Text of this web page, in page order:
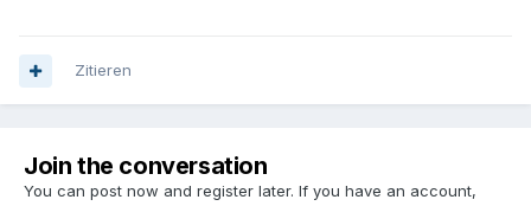
Zitieren
Join the conversation
You can post now and register later. If you have an account,